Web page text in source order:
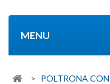
MENU
> POLTRONA